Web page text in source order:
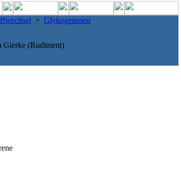
> Glykogenosen
Gierke (Rudiment)